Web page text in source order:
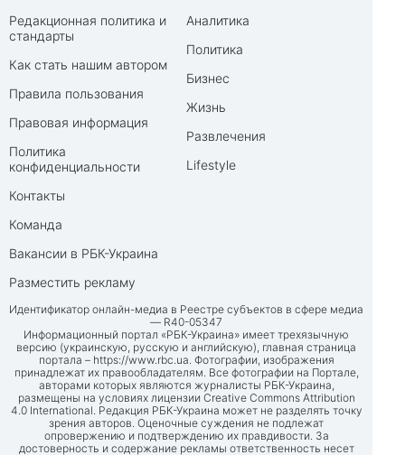
Редакционная политика и
стандарты
Как стать нашим автором
Правила пользования
Правовая информация
Политика
конфиденциальности
Контакты
Команда
Вакансии в РБК-Украина
Разместить рекламу
Аналитика
Политика
Бизнес
Жизнь
Развлечения
Lifestyle
Идентификатор онлайн-медиа в Реестре субъектов в сфере медиа
— R40-05347
Информационный портал «РБК-Украина» имеет трехязычную
версию (украинскую, русскую и английскую), главная страница
портала – https://www.rbc.ua. Фотографии, изображения
принадлежат их правообладателям. Все фотографии на Портале,
авторами которых являются журналисты РБК-Украина,
размещены на условиях лицензии Creative Commons Attribution
4.0 International. Редакция РБК-Украина может не разделять точку
зрения авторов. Оценочные суждения не подлежат
опровержению и подтверждению их правдивости. За
достоверность и содержание рекламы ответственность несет